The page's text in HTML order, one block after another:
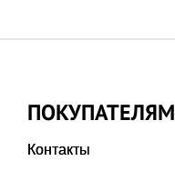
ПОКУПАТЕЛЯМ
Контакты